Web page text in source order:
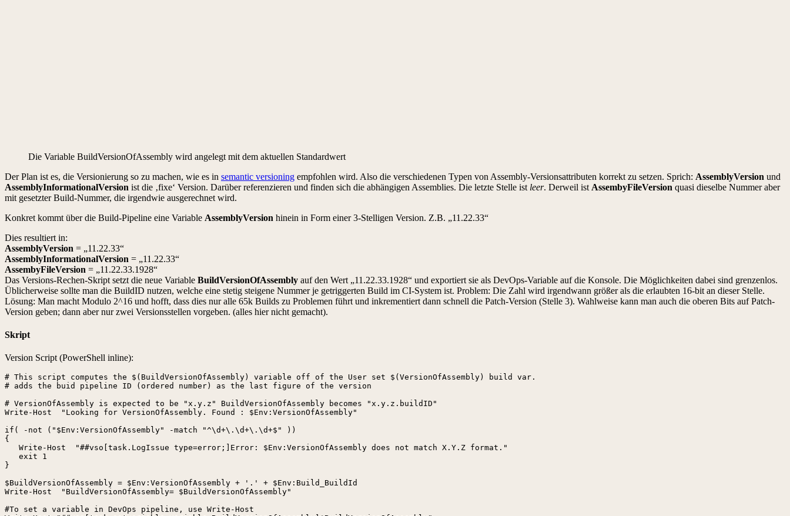
Die Variable BuildVersionOfAssembly wird angelegt mit dem aktuellen Standardwert
Der Plan ist es, die Versionierung so zu machen, wie es in semantic versioning empfohlen wird. Also die verschiedenen Typen von Assembly-Versionsattributen korrekt zu setzen. Sprich: AssemblyVersion und
AssemblyInformationalVersion ist die ‚fixe‘ Version. Darüber referenzieren und finden sich die abhängigen Assemblies. Die letzte Stelle ist leer. Derweil ist AssembyFileVersion quasi dieselbe Nummer aber
mit gesetzter Build-Nummer, die irgendwie ausgerechnet wird.
Konkret kommt über die Build-Pipeline eine Variable AssemblyVersion hinein in Form einer 3-Stelligen Version. Z.B. „11.22.33“
Dies resultiert in:
AssemblyVersion = „11.22.33“
AssemblyInformationalVersion = „11.22.33“
AssembyFileVersion = „11.22.33.1928“
Das Versions-Rechen-Skript setzt die neue Variable BuildVersionOfAssembly auf den Wert „11.22.33.1928“ und exportiert sie als DevOps-Variable auf die Konsole. Die Möglichkeiten dabei sind grenzenlos.
Üblicherweise sollte man die BuildID nutzen, welche eine stetig steigene Nummer je getriggerten Build im CI-System ist. Problem: Die Zahl wird irgendwann größer als die erlaubten 16-bit an dieser Stelle.
Lösung: Man macht Modulo 2^16 und hofft, dass dies nur alle 65k Builds zu Problemen führt und inkrementiert dann schnell die Patch-Version (Stelle 3). Wahlweise kann man auch die oberen Bits auf Patch-
Version geben; dann aber nur zwei Versionsstellen vorgeben. (alles hier nicht gemacht).
Skript
Version Script (PowerShell inline):
# This script computes the $(BuildVersionOfAssembly) variable off of the User set $(VersionOfAssembly) build var.
# adds the buid pipeline ID (ordered number) as the last figure of the version
# VersionOfAssembly is expected to be "x.y.z" BuildVersionOfAssembly becomes "x.y.z.buildID"
Write-Host  "Looking for VersionOfAssembly. Found : $Env:VersionOfAssembly"
if( -not ("$Env:VersionOfAssembly" -match "^\d+\.\d+\.\d+$" ))
{
   Write-Host  "##vso[task.LogIssue type=error;]Error: $Env:VersionOfAssembly does not match X.Y.Z format."
   exit 1
}
$BuildVersionOfAssembly = $Env:VersionOfAssembly + '.' + $Env:Build_BuildId
Write-Host  "BuildVersionOfAssembly= $BuildVersionOfAssembly"
#To set a variable in DevOps pipeline, use Write-Host